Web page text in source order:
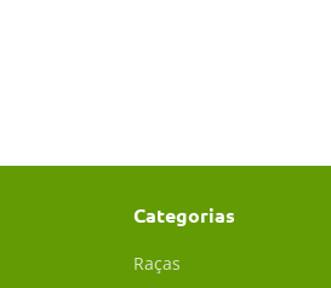
Categorias
Raças